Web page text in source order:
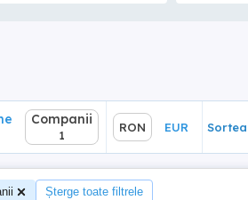
Companii
1
RON EUR
Șterge toate filtrele